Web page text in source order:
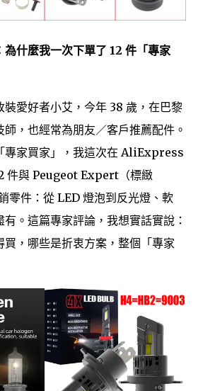
為什麼我一次下單了 12 件「專家
裝愛好者小艾，今年 38 歲，在巴黎
，也經常為朋友／客戶推薦配件。
專家買家」，我這次在 AliExpress
件與 Peugeot Expert（標緻
零件：從 LED 燈泡到反光燈、軟
。這篇專家評論，我想實話實說：
買，哪些是折衷方案，整個「專家